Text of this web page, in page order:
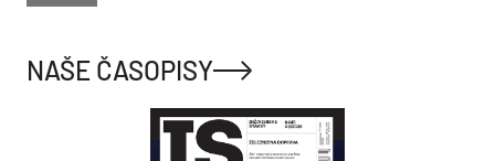
NAŠE ČASOPISY